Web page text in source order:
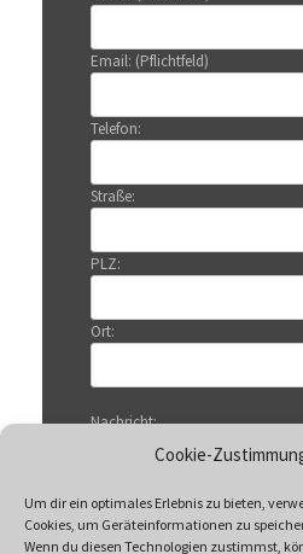
Cookie-
Um dir ein optimales Erlebnis zu bieten,
Cookies, um Geräteinformationen zu
Wenn du diesen Technologien zustimmst,
Email: (Pflichtfeld)
Telefon:
Straße:
PLZ:
Ort:
Nachricht: